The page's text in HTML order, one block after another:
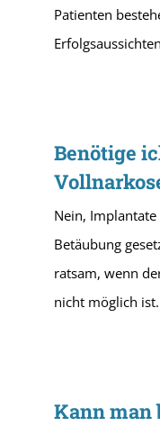
Patienten
Benötige
Nein,
Betäubung
ratsam, wenn
nicht möglich ist.
Kann man